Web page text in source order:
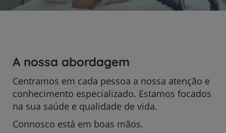
Para profissionais
A nossa abordagem
Centramos em cada pessoa a nossa atenção e
conhecimento especializado. Estamos focados
na sua saúde e qualidade de vida.
Connosco está em boas mãos.